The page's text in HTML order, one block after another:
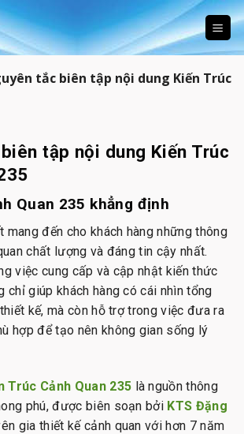
tắc biên tập nội dung Kiến Trúc
tập nội dung Kiến Trúc
Quan 235 khẳng định
mang đến cho khách hàng những thông
chất lượng và đáng tin cậy nhất.
việc cung cấp và cập nhật kiến thức
chỉ giúp khách hàng có cái nhìn tổng
kế, mà còn hỗ trợ trong việc đưa ra
hợp để tạo nên không gian sống lý
Trúc Cảnh Quan 235 là nguồn thông
phú, được biên soạn bởi KTS Đặng
gia thiết kế cảnh quan với hơn 7 năm